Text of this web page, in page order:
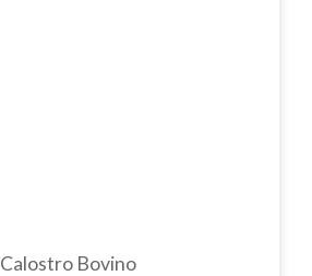
Calostro Bovino